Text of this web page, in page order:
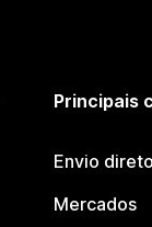
Principais
Envio direto
Mercados